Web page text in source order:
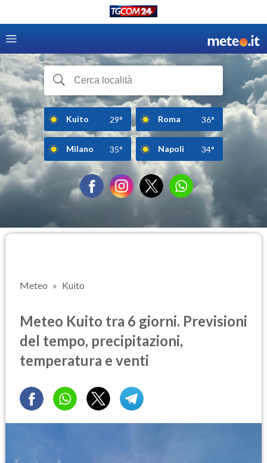
Kuito 29° Roma 36°
Milano 35° Napoli 34°
Meteo Kuito
Meteo Kuito tra 6 giorni. Previsioni
del tempo, precipitazioni,
temperatura e venti